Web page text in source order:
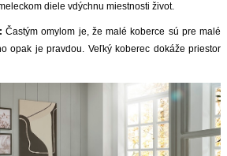
diele vdýchnu miestnosti život.
Častým omylom je, že malé koberce sú pre malé
opak je pravdou. Veľký koberec dokáže priestor